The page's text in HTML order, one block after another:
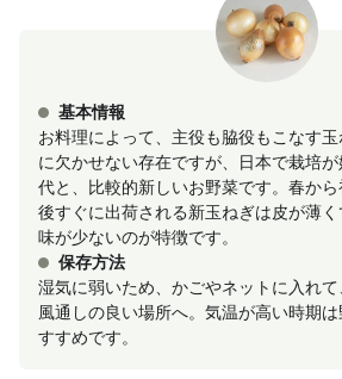
基本情報
お料理によって、主役も脇役もこなす
に欠かせない存在ですが、日本で栽培
代と、比較的新しいお野菜です。春か
後すぐに出荷される新玉ねぎは皮が薄
味が少ないのが特徴です。
保存方法
湿気に弱いため、かごやネットに入れ
風通しの良い場所へ。気温が高い時期
すすめです。